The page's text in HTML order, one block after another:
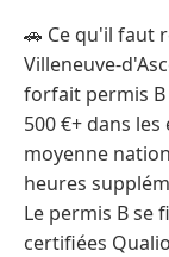
🚗 Ce qu'il faut
Villeneuve-
forfait permis B
500 €+ dans
moyenne
heures
Le permis B se
certifiées